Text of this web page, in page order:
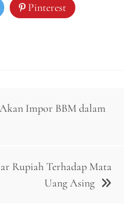
Pinterest
Impor BBM dalam
Rupiah Terhadap Mata
Uang Asing